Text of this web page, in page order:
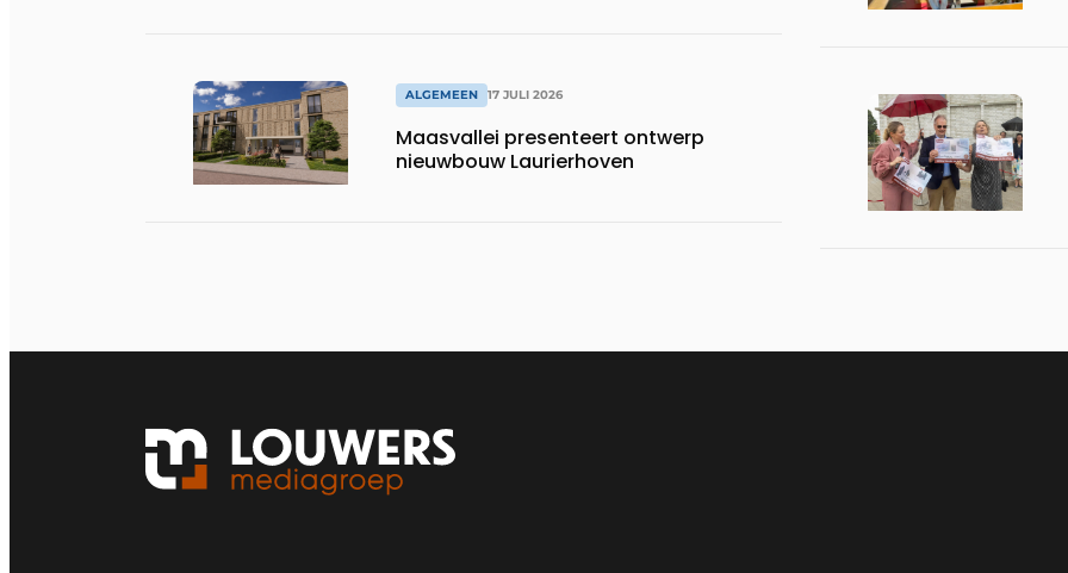
ALGEMEEN 17 JULI 2026
Maasvallei presenteert ontwerp
nieuwbouw Laurierhoven